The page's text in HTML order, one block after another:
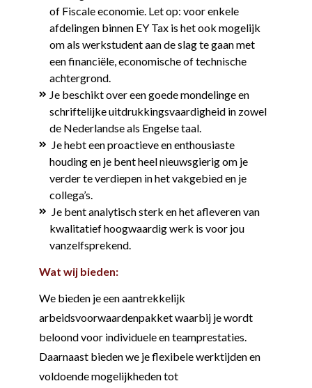
of Fiscale economie. Let op: voor enkele
afdelingen binnen EY Tax is het ook mogelijk
om als werkstudent aan de slag te gaan met
een financiële, economische of technische
achtergrond.
Je beschikt over een goede mondelinge en
schriftelijke uitdrukkingsvaardigheid in zowel
de Nederlandse als Engelse taal.
Je hebt een proactieve en enthousiaste
houding en je bent heel nieuwsgierig om je
verder te verdiepen in het vakgebied en je
collega’s.
Je bent analytisch sterk en het afleveren van
kwalitatief hoogwaardig werk is voor jou
vanzelfsprekend.
Wat wij bieden:
We bieden je een aantrekkelijk
arbeidsvoorwaardenpakket waarbij je wordt
beloond voor individuele en teamprestaties.
Daarnaast bieden we je flexibele werktijden en
voldoende mogelijkheden tot